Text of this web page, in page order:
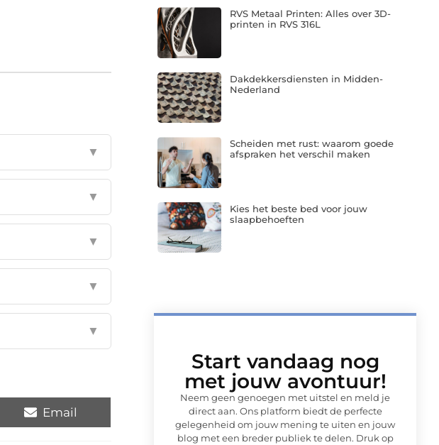
▼
▼
▼
▼
▼
Email
RVS Metaal Printen: Alles over 3D-
printen in RVS 316L
Dakdekkersdiensten in Midden-
Nederland
Scheiden met rust: waarom goede
afspraken het verschil maken
Kies het beste bed voor jouw
slaapbehoeften
Start vandaag nog
met jouw avontuur!
Neem geen genoegen met uitstel en meld je
direct aan. Ons platform biedt de perfecte
gelegenheid om jouw mening te uiten en jouw
blog met een breder publiek te delen. Druk op